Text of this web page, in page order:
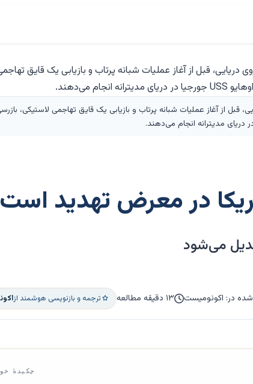
قبل از آغاز عملیات شبانه پرتاب و بازیابی یک قایق تهاجمی لاستیکی،
در معرض تهدید است
می‌شود
در: اکونومیست ۱۳ دقیقه مطالعه ترجمه و بازنویسی هوشمند از
چکیدهٔ